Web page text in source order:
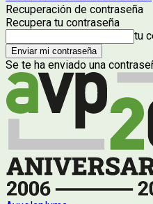
Recuperación de contraseña
Recupera tu contraseña
tu
Se te ha enviado una